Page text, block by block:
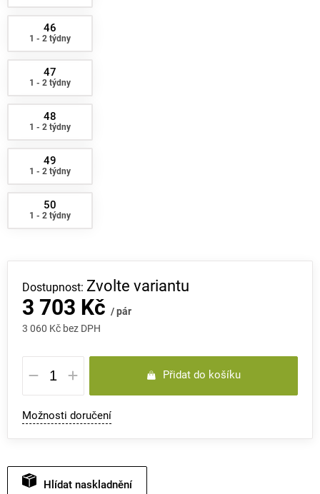
46
1 - 2 týdny
47
1 - 2 týdny
48
1 - 2 týdny
49
1 - 2 týdny
50
1 - 2 týdny
3 703 Kč / pár
3 060 Kč bez DPH
Měrná
cena:
Zvolte variantu
Přidat do košíku
Možnosti doručení
Hlídat